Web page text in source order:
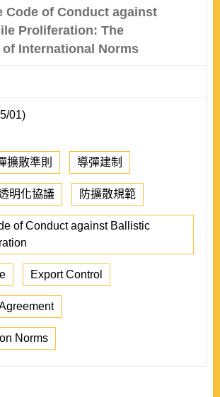
Code of Conduct against
Proliferation: The
International Norms
01)
擴散準則 導彈建制
明化協議 防擴散規範
of Conduct against Ballistic
Export Control
Norms